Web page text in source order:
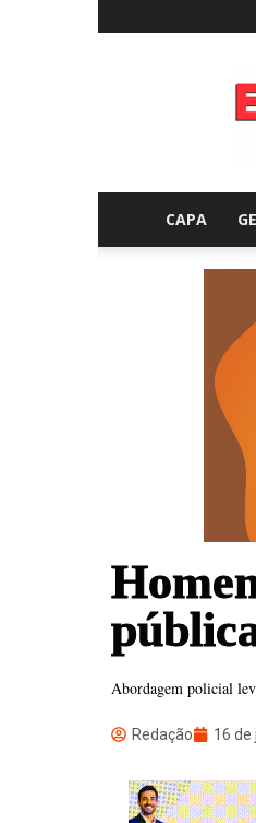
CAPA
Abordagem policial
Redação 16 de